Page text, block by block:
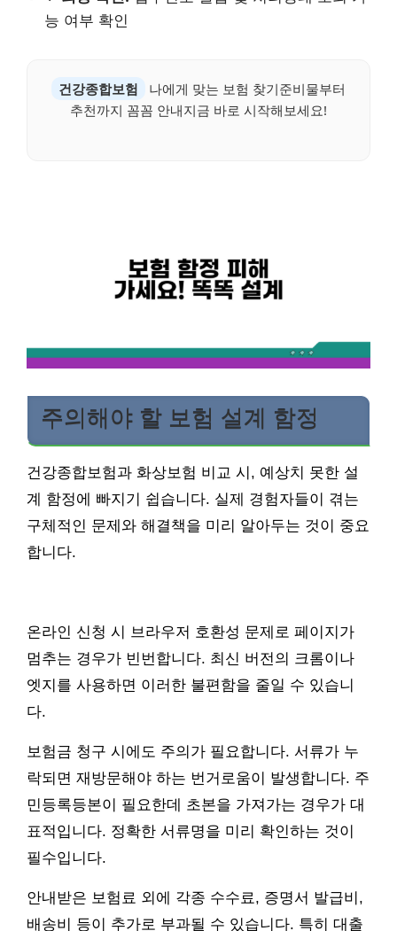
능 여부 확인
건강종합보험
나에게 맞는 보험 찾기준비물부터
추천까지 꼼꼼 안내지금 바로 시작해보세요!
주의해야 할 보험 설계 함정
건강종합보험과 화상보험 비교 시, 예상치 못한 설
계 함정에 빠지기 쉽습니다. 실제 경험자들이 겪는
구체적인 문제와 해결책을 미리 알아두는 것이 중요
합니다.
온라인 신청 시 브라우저 호환성 문제로 페이지가
멈추는 경우가 빈번합니다. 최신 버전의 크롬이나
엣지를 사용하면 이러한 불편함을 줄일 수 있습니
다.
보험금 청구 시에도 주의가 필요합니다. 서류가 누
락되면 재방문해야 하는 번거로움이 발생합니다. 주
민등록등본이 필요한데 초본을 가져가는 경우가 대
표적입니다. 정확한 서류명을 미리 확인하는 것이
필수입니다.
안내받은 보험료 외에 각종 수수료, 증명서 발급비,
배송비 등이 추가로 부과될 수 있습니다. 특히 대출